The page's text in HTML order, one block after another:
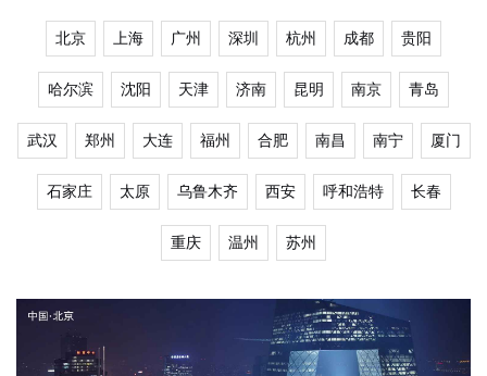
北京 上海 广州 深圳 杭州 成都 贵阳
哈尔滨 沈阳 天津 济南 昆明 南京 青岛
武汉 郑州 大连 福州 合肥 南昌 南宁 厦门
石家庄 太原 乌鲁木齐 西安 呼和浩特 长春
重庆 温州 苏州